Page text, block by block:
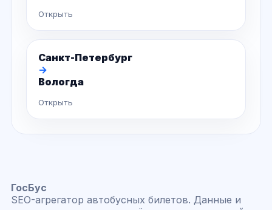
Открыть
Санкт-Петербург
→
Вологда
Открыть
ГосБус
SEO-агрегатор автобусных билетов. Данные и